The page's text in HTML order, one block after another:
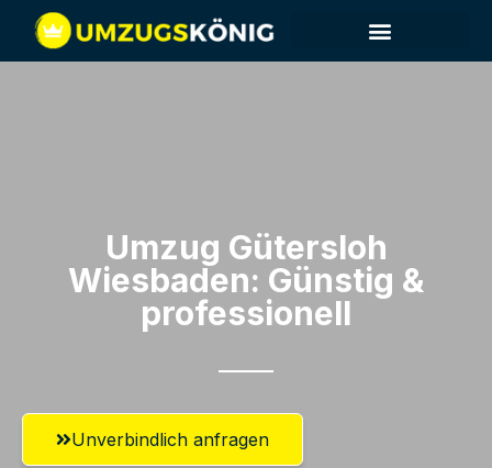
Umzug Gütersloh​
Wiesbaden: Günstig &
professionell​
Unverbindlich anfragen